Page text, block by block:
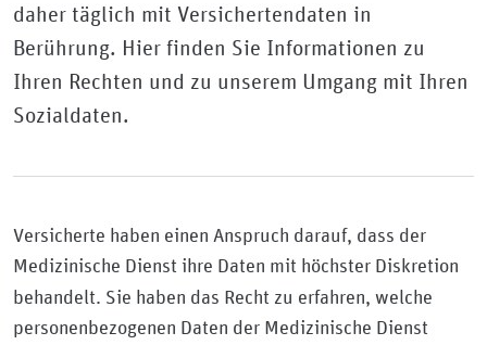
daher täglich mit Versichertendaten in
Berührung. Hier finden Sie Informationen zu
Ihren Rechten und zu unserem Umgang mit Ihren
Sozialdaten.
Versicherte haben einen Anspruch darauf, dass der
Medizinische Dienst ihre Daten mit höchster Diskretion
behandelt. Sie haben das Recht zu erfahren, welche
personenbezogenen Daten der Medizinische Dienst